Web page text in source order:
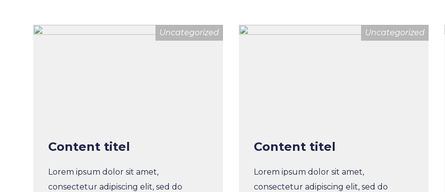
IT
Uncategorized
Content titel
Lorem ipsum dolor sit amet,
consectetur adipiscing elit, sed do
Uncategorized
Content titel
Lorem ipsum dolor sit amet,
consectetur adipiscing elit, sed do